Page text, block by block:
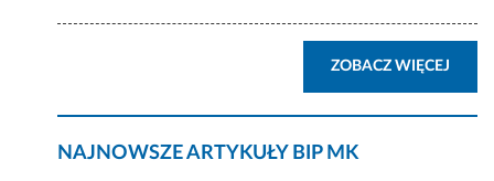
ZOBACZ WIĘCEJ
NAJNOWSZE ARTYKUŁY BIP MK